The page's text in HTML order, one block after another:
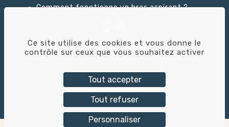
Comment fonctionne un bras aspirant ?
GLOSSAIRE
Tricolor Industries © – 2026 – Création du
site :Alix & Co
Ce site utilise des cookies et vous donne le
contrôle sur ceux que vous souhaitez activer
Tout accepter
Tout refuser
Personnaliser